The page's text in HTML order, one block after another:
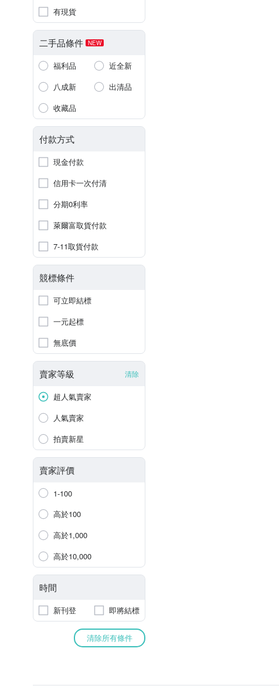
有現貨
二手品條件 NEW
福利品
近全新
八成新
出清品
收藏品
付款方式
現金付款
信用卡一次付清
分期0利率
萊爾富取貨付款
7-11取貨付款
競標條件
可立即結標
一元起標
無底價
賣家等級 清除
超人氣賣家
人氣賣家
拍賣新星
賣家評價
1-100
高於100
高於1,000
高於10,000
時間
新刊登 即將結標
清除所有條件